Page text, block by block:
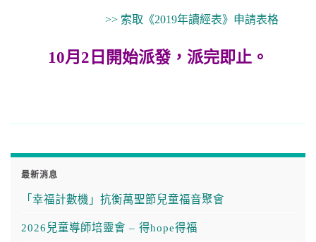
>> 索取《2019年讀經表》申請表格
10月2日開始派發，派完即止。
最新消息
「幸福計數機」抗衡萬聖節兒童福音聚會
2026兒童導師培靈會 – 得hope得福